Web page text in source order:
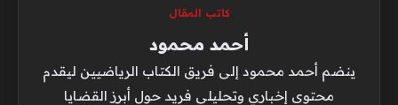
كاتب المقال
أحمد محمود
ينضم أحمد محمود إلى فريق الكتاب الرياضيين ليقدم
محتوى إخباري وتحليلي فريد حول أبرز القضايا